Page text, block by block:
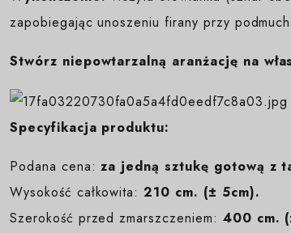
zapobiegając unoszeniu firany przy
Stwórz niepowtarzalną aranżację na
Specyfikacja produktu:
Podana cena: za jedną sztukę gotową z
Wysokość całkowita: 210 cm. (± 5cm).
Szerokość przed zmarszczeniem: 400 cm.